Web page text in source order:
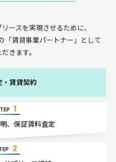
ースを実現させるために、
「賃貸事業パートナー」として
きます。
・賃貸契約
1
、 保証賃料査定
2